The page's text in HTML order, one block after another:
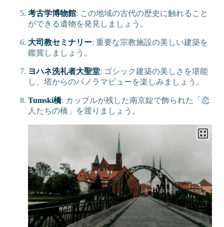
考古学博物館: この地域の古代の歴史に触れること
ができる遺物を発見しましょう。
大司教セミナリー: 重要な宗教施設の美しい建築を
鑑賞しましょう。
ヨハネ洗礼者大聖堂: ゴシック建築の美しさを堪能
し、塔からのパノラマビューを楽しみましょう。
Tumski橋: カップルが残した南京錠で飾られた「恋
人たちの橋」を渡りましょう。